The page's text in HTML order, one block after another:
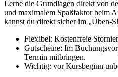
Lerne die Grundlagen direkt von
und maximalem Spaßfaktor beim
kannst du direkt sicher im „Üben-
Flexibel: Kostenfreie
Gutscheine: Im
Termin mitbringen.
Wichtig: vor Kursbeginn